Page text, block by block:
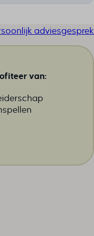
adviesgesprek
van: